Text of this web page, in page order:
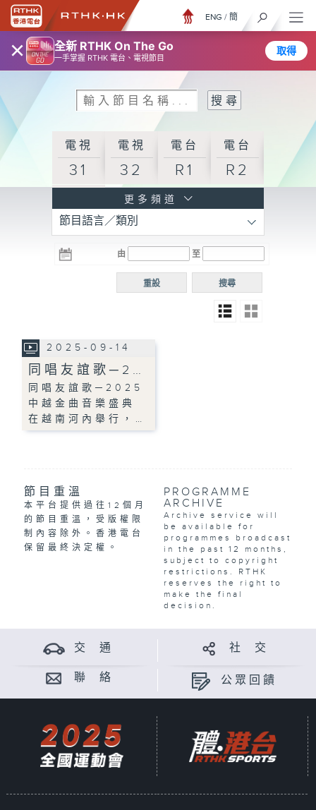
× 全新 RTHK On The Go
一手掌握 RTHK 電台、電視節目
取得
ENG / 簡
電視
31
電視
32
電台
R1
電台
R2
R3
電台 電台
R5
電台
普通
更多頻道
節目語言／類別
由 至
搜尋
重設
2025-09-14
同唱友誼歌─2…
同唱友誼歌─2025
中越金曲音樂盛典
在越南河內舉行，…
節目重溫
本平台提供過往12個月
的節目重溫，受版權限
制內容除外。香港電台
保留最終決定權。
PROGRAMME
ARCHIVE
Archive service will
be available for
programmes broadcast
in the past 12 months,
subject to copyright
restrictions. RTHK
reserves the right to
make the final
decision.
交 通 社 交
聯 絡 公眾回饋